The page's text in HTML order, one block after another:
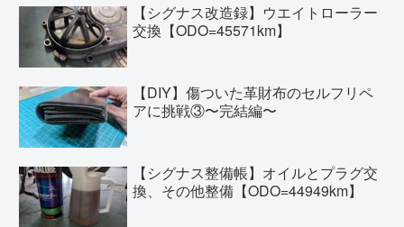
【シグナス改造録】ウエイトローラー
交換【ODO=45571km】
【DIY】傷ついた革財布のセルフリペ
アに挑戦③〜完結編〜
【シグナス整備帳】オイルとプラグ交
換、その他整備【ODO=44949km】